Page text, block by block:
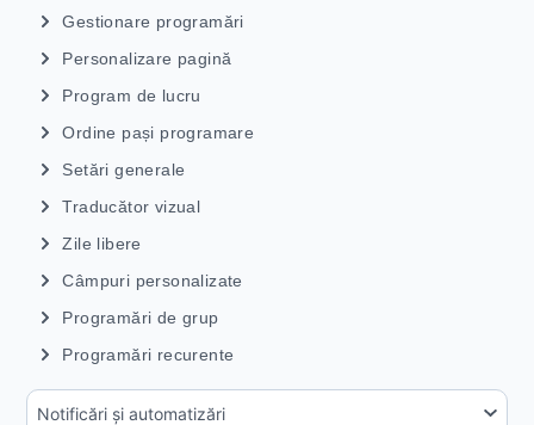
Gestionare programări
Personalizare pagină
Program de lucru
Ordine pași programare
Setări generale
Traducător vizual
Zile libere
Câmpuri personalizate
Programări de grup
Programări recurente
Notificări și automatizări